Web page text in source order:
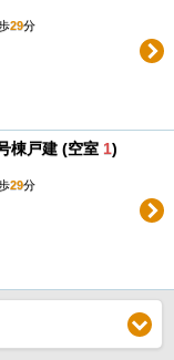
29分
棟戸建 (空室 1)
29分